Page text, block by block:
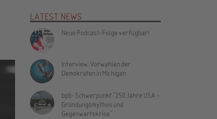
LATEST NEWS
Neue Podcast-Folge verfügbar!
Interview: Vorwahlen der
Demokraten in Michigan
bpb-Schwerpunkt "250 Jahre USA –
Gründungsmythos und
Gegenwartskrise"